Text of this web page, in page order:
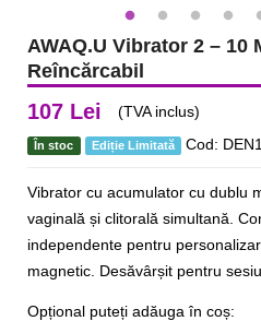
AWAQ.U Vibrator 2 – 10
Reîncărcabil
107 Lei (TVA inclus)
În stoc Ediție Limitată Cod:
Vibrator cu acumulator cu dublu
vaginală și clitorală simultană.
independente pentru
magnetic. Desăvârșit pentru
Opțional puteți adăuga în coș: